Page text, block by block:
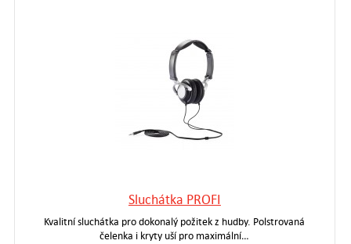
Sluchátka PROFI
Kvalitní sluchátka pro dokonalý požitek z hudby. Polstrovaná
čelenka i kryty uší pro maximální…